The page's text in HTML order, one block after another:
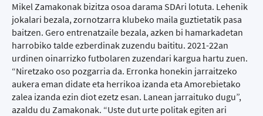
Mikel Zamakonak bizitza osoa darama SDAri lotuta. Lehenik
jokalari bezala, zornotzarra klubeko maila guztietatik pasa
baitzen. Gero entrenatzaile bezala, azken bi hamarkadetan
harrobiko talde ezberdinak zuzendu baititu. 2021-22an
urdinen oinarrizko futbolaren zuzendari kargua hartu zuen.
“Niretzako oso pozgarria da. Erronka honekin jarraitzeko
aukera eman didate eta herrikoa izanda eta Amorebietako
zalea izanda ezin diot ezetz esan. Lanean jarraituko dugu”,
azaldu du Zamakonak. “Uste dut urte politak egiten ari